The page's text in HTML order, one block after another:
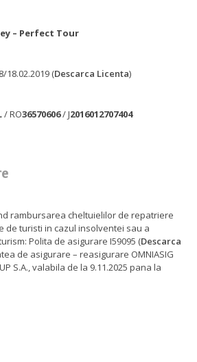
– Perfect Tour
18.02.2019 (Descarca Licenta)
/ RO36570606/ J2016012707404
rambursarea cheltuielilor de repatriere
de turisti in cazul insolventei sau a
Polita de asigurare I59095 (Descarca
de asigurare – reasigurare OMNIASIG
S.A., valabila de la 9.11.2025 pana la